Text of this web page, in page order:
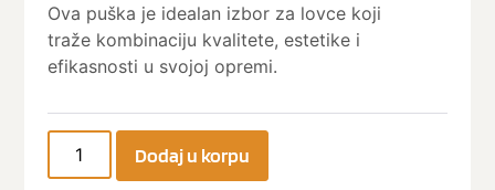
Ova puška je idealan izbor za lovce koji
traže kombinaciju kvalitete, estetike i
efikasnosti u svojoj opremi.
Dodaj u korpu